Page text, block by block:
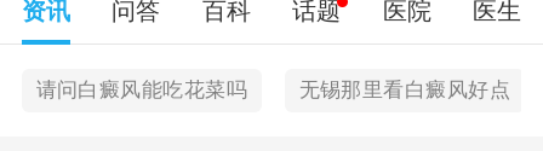
资讯 问答 百科 话题 医院 医生
请问白癜风能吃花菜吗 无锡那里看白癜风好点